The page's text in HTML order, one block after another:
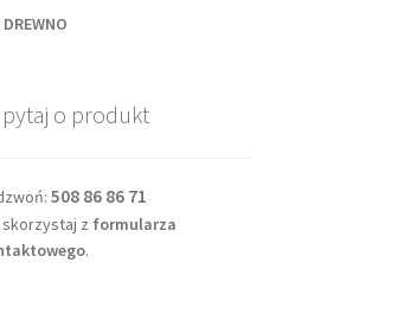
DREWNO
o produkt
508 86 86 71
z formularza
.